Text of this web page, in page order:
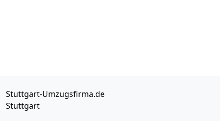
Stuttgart-Umzugsfirma.de
Stuttgart